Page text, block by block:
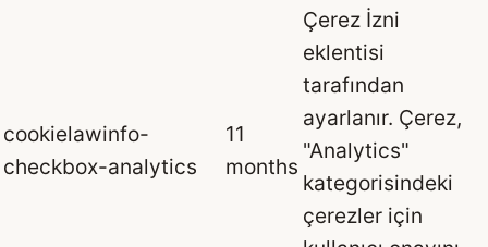
cookielawinfo-
checkbox-analytics
11
months
Çerez İzni
eklentisi
tarafından
ayarlanır. Çerez,
"Analytics"
kategorisindeki
çerezler için